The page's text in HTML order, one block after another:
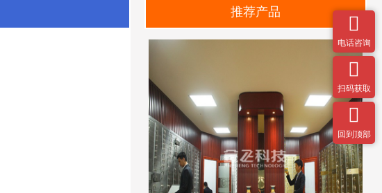
推荐产品

电话咨询

扫码获取

回到顶部